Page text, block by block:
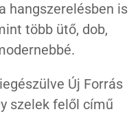
hangszerelésben is
több ütő, dob,
Új Forrás
szelek felől című